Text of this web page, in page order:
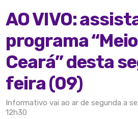
AO VIVO:
programa
Ceará” desta
feira (09)
Informativo vai ao ar de segunda a
12h30